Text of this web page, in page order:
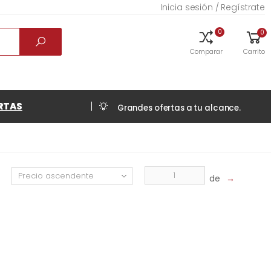
Inicia sesión / Regístrate
0
Comparar
0
Carrito
Grandes ofertas a tu alcance.
de →